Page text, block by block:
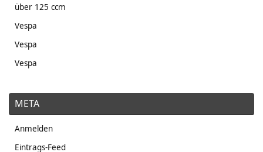
über 125 ccm
Vespa
Vespa
Vespa
META
Anmelden
Eintrags-Feed